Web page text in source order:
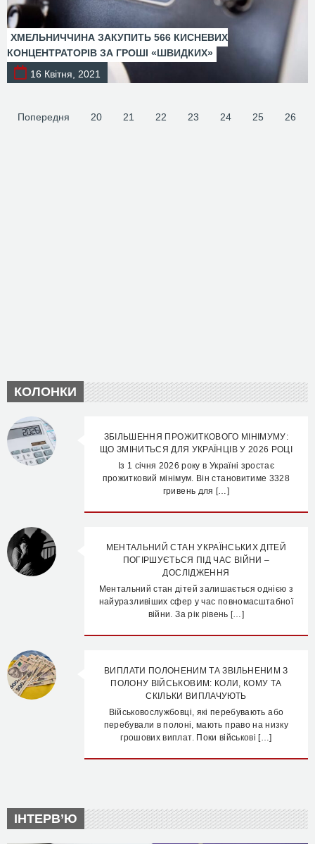
ХМЕЛЬНИЧЧИНА ЗАКУПИТЬ 566 КИСНЕВИХ
КОНЦЕНТРАТОРІВ ЗА ГРОШІ «ШВИДКИХ»
16 Квітня, 2021
Попередня 20 21 22 23 24 25 26
КОЛОНКИ
ЗБІЛЬШЕННЯ ПРОЖИТКОВОГО МІНІМУМУ:
ЩО ЗМІНИТЬСЯ ДЛЯ УКРАЇНЦІВ У 2026 РОЦІ
Із 1 січня 2026 року в Україні зростає
прожитковий мінімум. Він становитиме 3328
гривень для […]
МЕНТАЛЬНИЙ СТАН УКРАЇНСЬКИХ ДІТЕЙ
ПОГІРШУЄТЬСЯ ПІД ЧАС ВІЙНИ –
ДОСЛІДЖЕННЯ
Ментальний стан дітей залишається однією з
найуразливіших сфер у час повномасштабної
війни. За рік рівень […]
ВИПЛАТИ ПОЛОНЕНИМ ТА ЗВІЛЬНЕНИМ З
ПОЛОНУ ВІЙСЬКОВИМ: КОЛИ, КОМУ ТА
СКІЛЬКИ ВИПЛАЧУЮТЬ
Військовослужбовці, які перебувають або
перебували в полоні, мають право на низку
грошових виплат. Поки військові […]
ІНТЕРВ’Ю